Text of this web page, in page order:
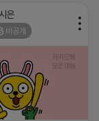
은
비공개